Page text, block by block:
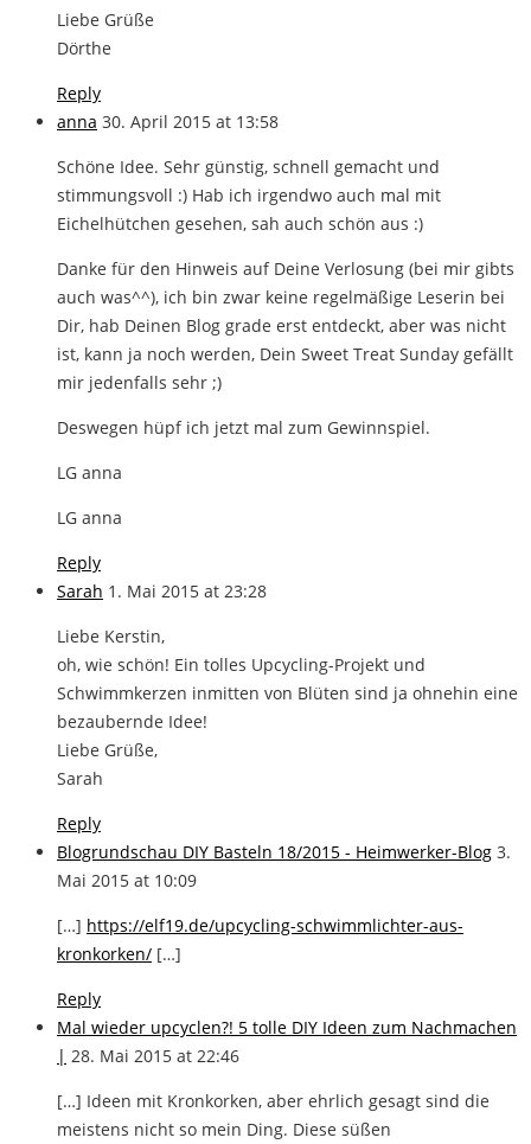
Liebe Grüße
Dörthe
Reply
anna 30. April 2015 at 13:58
Schöne Idee. Sehr günstig, schnell gemacht und
stimmungsvoll :) Hab ich irgendwo auch mal mit
Eichelhütchen gesehen, sah auch schön aus :)
Danke für den Hinweis auf Deine Verlosung (bei mir gibts
auch was^^), ich bin zwar keine regelmäßige Leserin bei
Dir, hab Deinen Blog grade erst entdeckt, aber was nicht
ist, kann ja noch werden, Dein Sweet Treat Sunday gefällt
mir jedenfalls sehr ;)
Deswegen hüpf ich jetzt mal zum Gewinnspiel.
LG anna
LG anna
Reply
Sarah 1. Mai 2015 at 23:28
Liebe Kerstin,
oh, wie schön! Ein tolles Upcycling-Projekt und
Schwimmkerzen inmitten von Blüten sind ja ohnehin eine
bezaubernde Idee!
Liebe Grüße,
Sarah
Reply
Blogrundschau DIY Basteln 18/2015 - Heimwerker-Blog 3.
Mai 2015 at 10:09
[…] https://elf19.de/upcycling-schwimmlichter-aus-
kronkorken/ […]
Reply
Mal wieder upcyclen?! 5 tolle DIY Ideen zum Nachmachen
| 28. Mai 2015 at 22:46
[…] Ideen mit Kronkorken, aber ehrlich gesagt sind die
meistens nicht so mein Ding. Diese süßen